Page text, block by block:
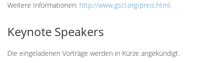
Weitere Informationen: http://www.gscl.org/preis.html.
Keynote Speakers
Die eingeladenen Vorträge werden in Kürze angekündigt.